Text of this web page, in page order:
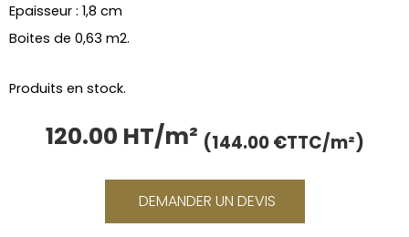
Epaisseur : 1,8 cm
Boites de 0,63 m2.
Produits en stock.
Le
144.00 €.
120.00 HT/m² (144.00 €TTC/m²)Le
DEMANDER UN DEVIS